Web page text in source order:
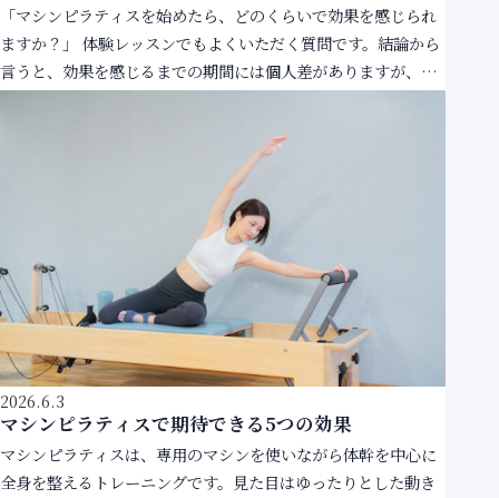
「マシンピラティスを始めたら、どのくらいで効果を感じられ
ますか？」 体験レッスンでもよくいただく質問です。結論から
言うと、効果を感じるまでの期間には個人差がありますが、多
2026.6.3
マシンピラティスで期待できる5つの効果
マシンピラティスは、専用のマシンを使いながら体幹を中心に
全身を整えるトレーニングです。見た目はゆったりとした動き